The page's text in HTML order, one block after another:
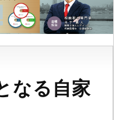
なる自家